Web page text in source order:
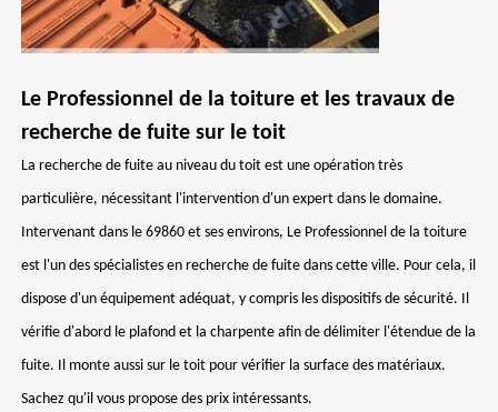
Le Professionnel de la toiture et les travaux de
recherche de fuite sur le toit
La recherche de fuite au niveau du toit est une opération très
particulière, nécessitant l'intervention d'un expert dans le domaine.
Intervenant dans le 69860 et ses environs, Le Professionnel de la toiture
est l'un des spécialistes en recherche de fuite dans cette ville. Pour cela, il
dispose d'un équipement adéquat, y compris les dispositifs de sécurité. Il
vérifie d'abord le plafond et la charpente afin de délimiter l'étendue de la
fuite. Il monte aussi sur le toit pour vérifier la surface des matériaux.
Sachez qu'il vous propose des prix intéressants.